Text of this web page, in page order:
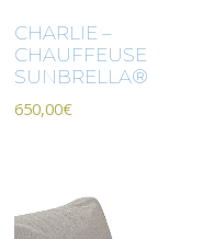
CHARLIE –
CHAUFFEUSE
SUNBRELLA®
650,00€